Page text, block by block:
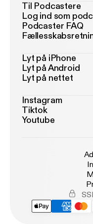
Til Podcastere
Log ind som
Podcaster FAQ
Lyt på iPhone
Lyt på Android
Lyt på nettet
Instagram
Tiktok
Youtube